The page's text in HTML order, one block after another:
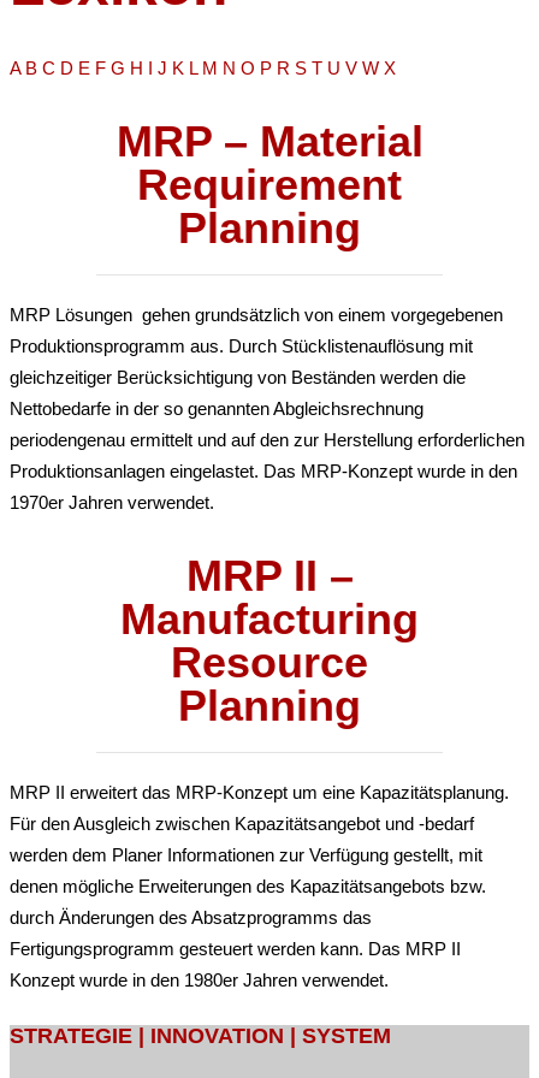
A B C D E F G H I J K L M N O P R S T U V W X
MRP – Material
Requirement
Planning
MRP Lösungen gehen grundsätzlich von einem vorgegebenen
Produktionsprogramm aus. Durch Stücklistenauflösung mit
gleichzeitiger Berücksichtigung von Beständen werden die
Nettobedarfe in der so genannten Abgleichsrechnung
periodengenau ermittelt und auf den zur Herstellung erforderlichen
Produktionsanlagen eingelastet. Das MRP-Konzept wurde in den
1970er Jahren verwendet.
MRP II –
Manufacturing
Resource
Planning
MRP II erweitert das MRP-Konzept um eine Kapazitätsplanung.
Für den Ausgleich zwischen Kapazitätsangebot und -bedarf
werden dem Planer Informationen zur Verfügung gestellt, mit
denen mögliche Erweiterungen des Kapazitätsangebots bzw.
durch Änderungen des Absatzprogramms das
Fertigungsprogramm gesteuert werden kann. Das MRP II
Konzept wurde in den 1980er Jahren verwendet.
STRATEGIE | INNOVATION | SYSTEM